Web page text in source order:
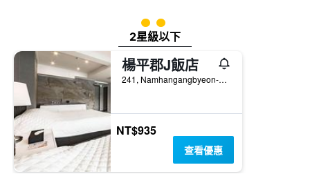
2星級評級
2星級以下
楊平郡J飯店
241, Namhangangbyeon-gil, 楊平, 韓國
NT$935
查看優惠